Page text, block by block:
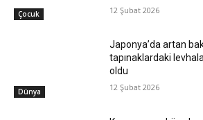
Çocuk 12 Şubat 2026
Dünya
Japonya’da artan
tapınaklardaki
oldu
12 Şubat 2026